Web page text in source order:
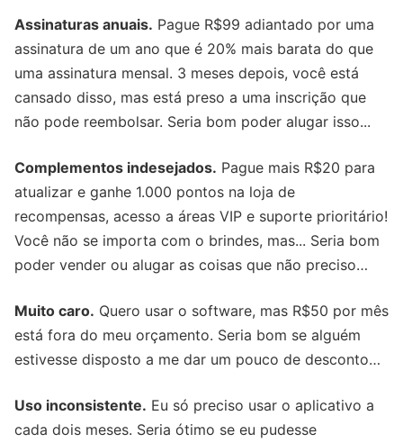
Assinaturas anuais. Pague R$99 adiantado por uma
assinatura de um ano que é 20% mais barata do que
uma assinatura mensal. 3 meses depois, você está
cansado disso, mas está preso a uma inscrição que
não pode reembolsar. Seria bom poder alugar isso...
Complementos indesejados. Pague mais R$20 para
atualizar e ganhe 1.000 pontos na loja de
recompensas, acesso a áreas VIP e suporte prioritário!
Você não se importa com o brindes, mas... Seria bom
poder vender ou alugar as coisas que não preciso…
Muito caro. Quero usar o software, mas R$50 por mês
está fora do meu orçamento. Seria bom se alguém
estivesse disposto a me dar um pouco de desconto…
Uso inconsistente. Eu só preciso usar o aplicativo a
cada dois meses. Seria ótimo se eu pudesse